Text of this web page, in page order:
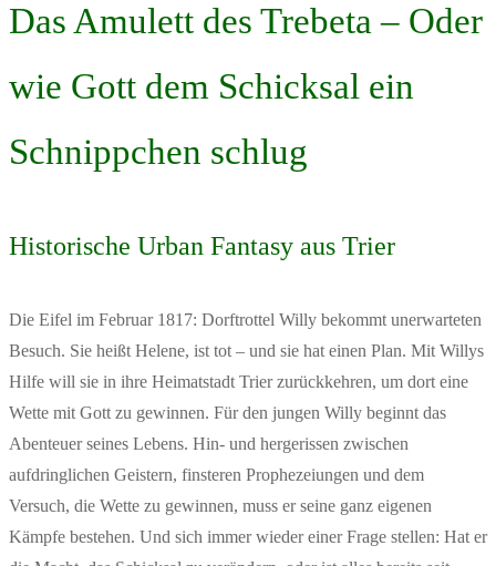
Das Amulett des Trebeta – Oder
wie Gott dem Schicksal ein
Schnippchen schlug
Historische Urban Fantasy aus Trier
Die Eifel im Februar 1817: Dorftrottel Willy bekommt unerwarteten
Besuch. Sie heißt Helene, ist tot – und sie hat einen Plan. Mit Willys
Hilfe will sie in ihre Heimatstadt Trier zurückkehren, um dort eine
Wette mit Gott zu gewinnen. Für den jungen Willy beginnt das
Abenteuer seines Lebens. Hin- und hergerissen zwischen
aufdringlichen Geistern, finsteren Prophezeiungen und dem
Versuch, die Wette zu gewinnen, muss er seine ganz eigenen
Kämpfe bestehen. Und sich immer wieder einer Frage stellen: Hat er